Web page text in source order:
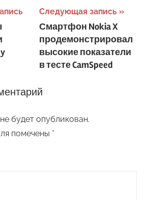
Следующая запись
Смартфон Nokia X
продемонстрировал
высокие показатели
в тесте CamSpeed
будет опубликован.
помечены *